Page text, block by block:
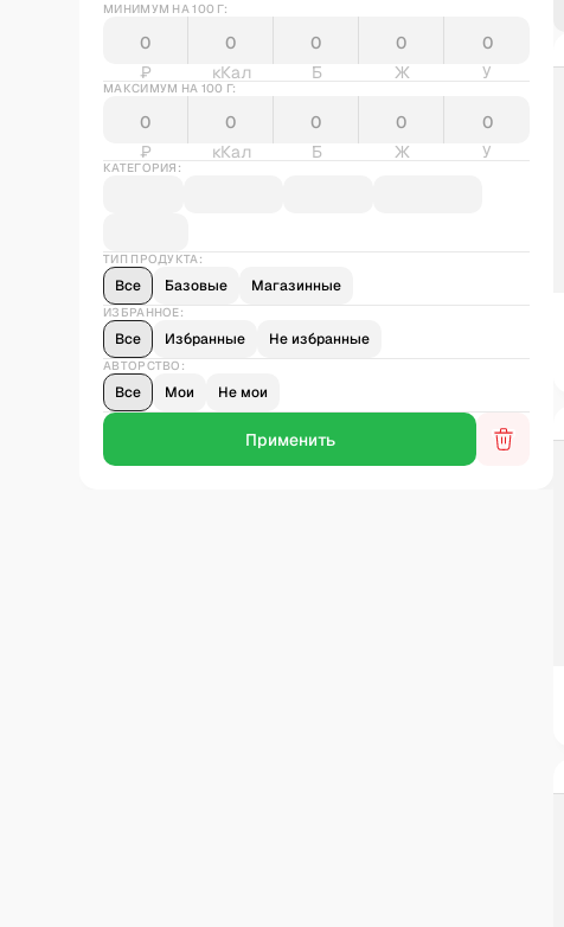
МИНИМУМ НА 100 Г:
₽ кКал Б Ж У
МАКСИМУМ НА 100 Г:
₽ кКал Б Ж У
КАТЕГОРИЯ:
ТИП ПРОДУКТА:
Все Базовые Магазинные
ИЗБРАННОЕ:
Все Избранные Не избранные
АВТОРСТВО:
Все Мои Не мои